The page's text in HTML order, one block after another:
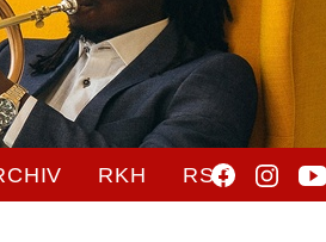
RKH RSO